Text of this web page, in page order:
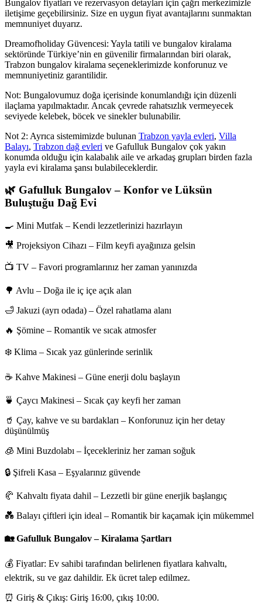
Bungalov fiyatları ve rezervasyon detayları için çağrı merkezimizle
iletişime geçebilirsiniz. Size en uygun fiyat avantajlarını sunmaktan
memnuniyet duyarız.
Dreamofholiday Güvencesi: Yayla tatili ve bungalov kiralama
sektöründe Türkiye’nin en güvenilir firmalarından biri olarak,
Trabzon bungalov kiralama seçeneklerimizde konforunuz ve
memnuniyetiniz garantilidir.
Not: Bungalovumuz doğa içerisinde konumlandığı için düzenli
ilaçlama yapılmaktadır. Ancak çevrede rahatsızlık vermeyecek
seviyede kelebek, böcek ve sinekler bulunabilir.
Not 2: Ayrıca sistemimizde bulunan Trabzon yayla evleri, Villa
Balayı, Trabzon dağ evleri ve Gafulluk Bungalov çok yakın
konumda olduğu için kalabalık aile ve arkadaş grupları birden fazla
yayla evi kiralama şansı bulabileceklerdir.
🌿 Gafulluk Bungalov – Konfor ve Lüksün
Buluştuğu Dağ Evi
🍳 Mini Mutfak – Kendi lezzetlerinizi hazırlayın
🎥 Projeksiyon Cihazı – Film keyfi ayağınıza gelsin
📺 TV – Favori programlarınız her zaman yanınızda
🌳 Avlu – Doğa ile iç içe açık alan
🛁 Jakuzi (ayrı odada) – Özel rahatlama alanı
🔥 Şömine – Romantik ve sıcak atmosfer
❄️ Klima – Sıcak yaz günlerinde serinlik
☕ Kahve Makinesi – Güne enerji dolu başlayın
🍵 Çaycı Makinesi – Sıcak çay keyfi her zaman
🥤 Çay, kahve ve su bardakları – Konforunuz için her detay
düşünülmüş
🧊 Mini Buzdolabı – İçecekleriniz her zaman soğuk
🔒 Şifreli Kasa – Eşyalarınız güvende
🥐 Kahvaltı fiyata dahil – Lezzetli bir güne enerjik başlangıç
💑 Balayı çiftleri için ideal – Romantik bir kaçamak için mükemmel
🏡 Gafulluk Bungalov – Kiralama Şartları
💰 Fiyatlar: Ev sahibi tarafından belirlenen fiyatlara kahvaltı,
elektrik, su ve gaz dahildir. Ek ücret talep edilmez.
⏰ Giriş & Çıkış: Giriş 16:00, çıkış 10:00.